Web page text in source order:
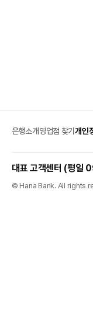
은행소개영업점 찾기개인
© Hana Bank. All rights